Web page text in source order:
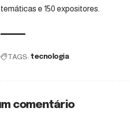
temáticas e 150 expositores.
TAGS: tecnologia
comentário